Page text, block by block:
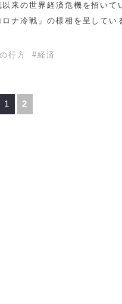
来の世界経済危機を招いて
ナ冷戦」の様相を呈してい
行方 #経済
1 2